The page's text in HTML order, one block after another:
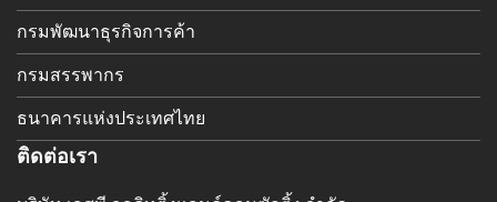
กรมพัฒนาธุรกิจการค้า
กรมสรรพากร
ธนาคารแห่งประเทศไทย
ติดต่อเรา